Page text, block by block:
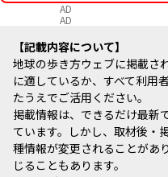
AD
AD
記載内容について
地球の歩き方ウェブに掲載さ
に適しているか、すべて利用
たうえでご活用ください。
掲載情報は、できるだけ最新
ています。しかし、取材後・
種情報が変更されることがあ
じることもあります。